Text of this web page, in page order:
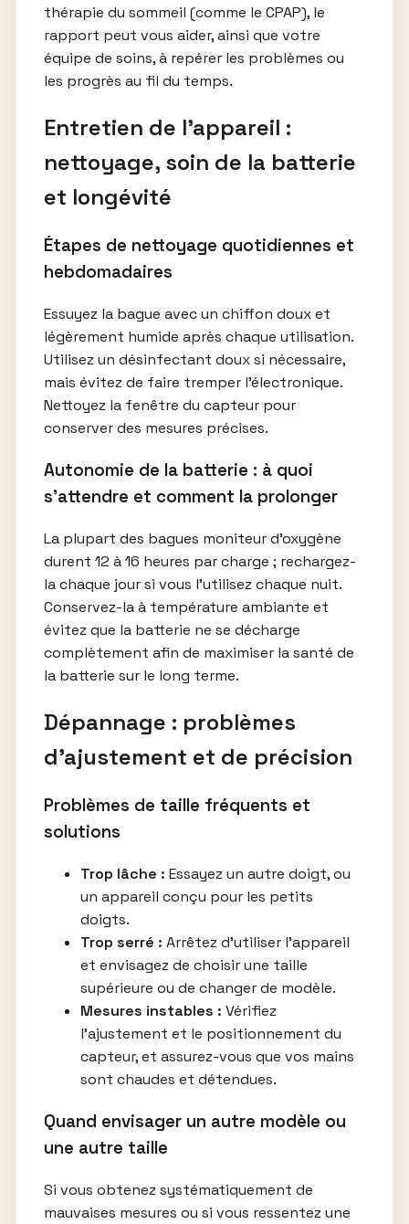
thérapie du sommeil (comme le CPAP), le
rapport peut vous aider, ainsi que votre
équipe de soins, à repérer les problèmes ou
les progrès au fil du temps.
Entretien de l’appareil :
nettoyage, soin de la batterie
et longévité
Étapes de nettoyage quotidiennes et
hebdomadaires
Essuyez la bague avec un chiffon doux et
légèrement humide après chaque utilisation.
Utilisez un désinfectant doux si nécessaire,
mais évitez de faire tremper l’électronique.
Nettoyez la fenêtre du capteur pour
conserver des mesures précises.
Autonomie de la batterie : à quoi
s’attendre et comment la prolonger
La plupart des bagues moniteur d’oxygène
durent 12 à 16 heures par charge ; rechargez-
la chaque jour si vous l’utilisez chaque nuit.
Conservez-la à température ambiante et
évitez que la batterie ne se décharge
complètement afin de maximiser la santé de
la batterie sur le long terme.
Dépannage : problèmes
d’ajustement et de précision
Problèmes de taille fréquents et
solutions
Trop lâche : Essayez un autre doigt, ou
un appareil conçu pour les petits
doigts.
Trop serré : Arrêtez d’utiliser l’appareil
et envisagez de choisir une taille
supérieure ou de changer de modèle.
Mesures instables : Vérifiez
l’ajustement et le positionnement du
capteur, et assurez-vous que vos mains
sont chaudes et détendues.
Quand envisager un autre modèle ou
une autre taille
Si vous obtenez systématiquement de
mauvaises mesures ou si vous ressentez une